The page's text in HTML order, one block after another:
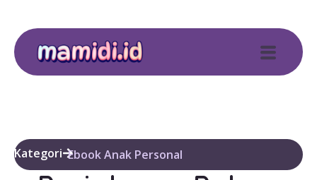
Kategori Ebook Anak Personal